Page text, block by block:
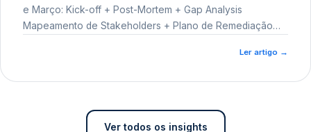
e Março: Kick-off + Post-Mortem + Gap Analysis
Mapeamento de Stakeholders + Plano de Remediação
Ler artigo →
Ver todos os insights